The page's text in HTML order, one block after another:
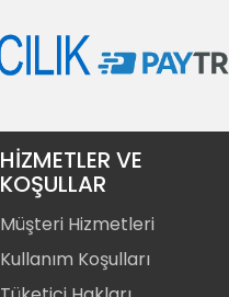
HİZMETLER VE
KOŞULLAR
Müşteri Hizmetleri
Kullanım Koşulları